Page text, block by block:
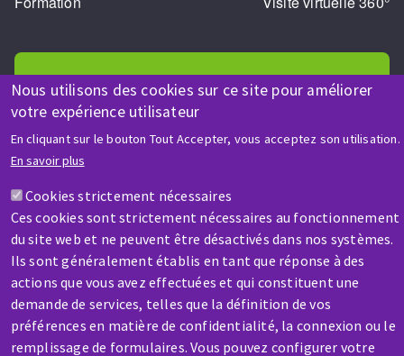
Nous utilisons des cookies sur ce site pour améliorer
votre expérience utilisateur
En cliquant sur le bouton Tout Accepter, vous acceptez son utilisation.
En savoir plus
Cookies strictement nécessaires
Ces cookies sont strictement nécessaires au fonctionnement
du site web et ne peuvent être désactivés dans nos systèmes.
Ils sont généralement établis en tant que réponse à des
actions que vous avez effectuées et qui constituent une
demande de services, telles que la définition de vos
préférences en matière de confidentialité, la connexion ou le
remplissage de formulaires. Vous pouvez configurer votre
AIDE & CONTACT
Une question ? Un renseignement ?
Contactez-nous